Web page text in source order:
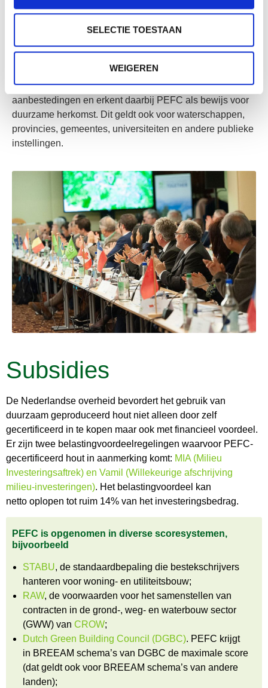
SELECTIE TOESTAAN
WEIGEREN
landen, ook in de tropen.
Nederland
De Nederlandse Overheid is verplicht het kenmerk
duurzame herkomst van hout en papier te vragen bij
aanbestedingen en erkent daarbij PEFC als bewijs voor
duurzame herkomst. Dit geldt ook voor waterschappen,
provincies, gemeentes, universiteiten en andere publieke
instellingen.
Subsidies
De Nederlandse overheid bevordert het gebruik van
duurzaam geproduceerd hout niet alleen door zelf
gecertificeerd in te kopen maar ook met financieel voordeel.
Er zijn twee belastingvoordeelregelingen waarvoor PEFC-
gecertificeerd hout in aanmerking komt: MIA (Milieu
Investeringsaftrek) en Vamil (Willekeurige afschrijving
milieu-investeringen). Het belastingvoordeel kan
netto oplopen tot ruim 14% van het investeringsbedrag.
PEFC is opgenomen in diverse scoresystemen,
bijvoorbeeld
STABU, de standaardbepaling die bestekschrijvers
hanteren voor woning- en utiliteitsbouw;
RAW, de voorwaarden voor het samenstellen van
contracten in de grond-, weg- en waterbouw sector
(GWW) van CROW;
Dutch Green Building Council (DGBC). PEFC krijgt
in BREEAM schema’s van DGBC de maximale score
(dat geldt ook voor BREEAM schema’s van andere
landen);